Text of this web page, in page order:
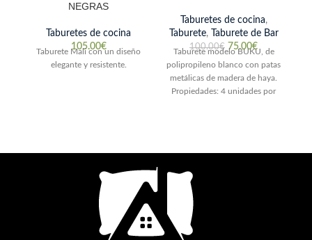
NEGRAS
Taburetes de cocina
105.00€
Taburete Mali con un diseño
elegante y resistente.
Taburetes de cocina,
Taburete, Taburete de Bar
100.00€ 75.00€
Taburete modelo BUKU, de
polipropileno blanco con patas
metálicas de madera de haya.
Propiedades: 4 unidades por